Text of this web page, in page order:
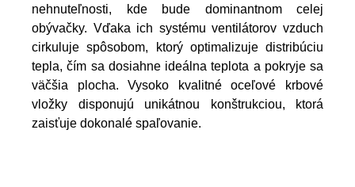
nehnuteľnosti, kde bude dominantnom celej
obývačky. Vďaka ich systému ventilátorov vzduch
cirkuluje spôsobom, ktorý optimalizuje distribúciu
tepla, čím sa dosiahne ideálna teplota a pokryje sa
väčšia plocha. Vysoko kvalitné oceľové krbové
vložky disponujú unikátnou konštrukciou, ktorá
zaisťuje dokonalé spaľovanie.